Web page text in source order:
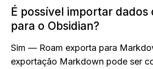
É possível importar dados
para o Obsidian?
Sim — Roam exporta para
exportação Markdown pode ser